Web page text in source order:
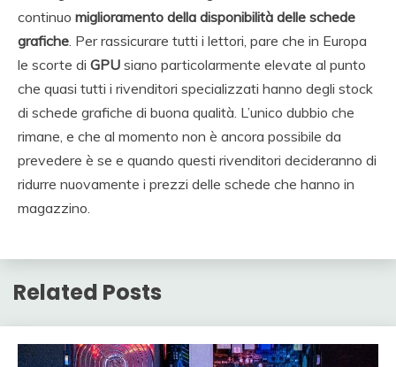
continuo miglioramento della disponibilità delle schede
grafiche . Per rassicurare tutti i lettori, pare che in Europa
le scorte di GPU siano particolarmente elevate al punto
che quasi tutti i rivenditori specializzati hanno degli stock
di schede grafiche di buona qualità. L’unico dubbio che
rimane, e che al momento non è ancora possibile da
prevedere è se e quando questi rivenditori decideranno di
ridurre nuovamente i prezzi delle schede che hanno in
magazzino.
Related Posts